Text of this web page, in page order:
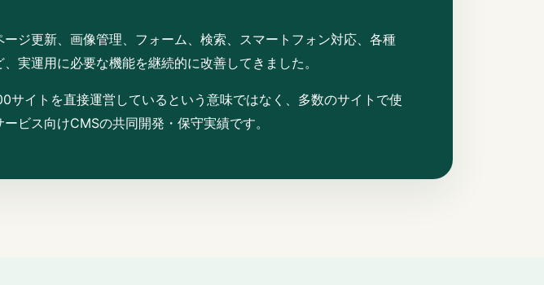
ージ更新、画像管理、フォーム、検索、スマートフォン対応、各種
実運用に必要な機能を継続的に改善してきました。
サイトを直接運営しているという意味ではなく、多数のサイトで使
ビス向けCMSの共同開発・保守実績です。